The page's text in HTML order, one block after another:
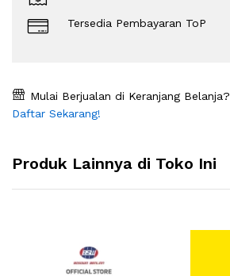
Tersedia Pembayaran ToP
Mulai Berjualan di Keranjang Belanja?
Daftar Sekarang!
Produk Lainnya di Toko Ini